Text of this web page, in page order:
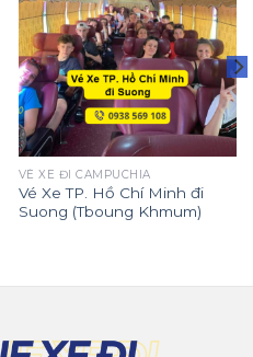
VÉ XE ĐI CAMPUCHIA
Vé Xe TP. Hồ Chí Minh đi
Suong (Tboung Khmum)